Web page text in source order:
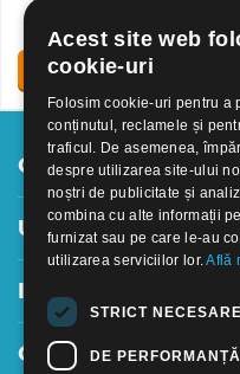
ADAUGA IN
COS
Contul meu
Utile
Informatii
Contact
Acest site web
cookie-uri
Folosim cookie-uri pentru a
conținutul, reclamele și
traficul. De asemenea,
despre utilizarea site-ului
noștri de publicitate și
combina cu alte informații
furnizat sau pe care le-au
utilizarea serviciilor lor.Află
STRICT NECESARE
DE PERFORMANȚĂ